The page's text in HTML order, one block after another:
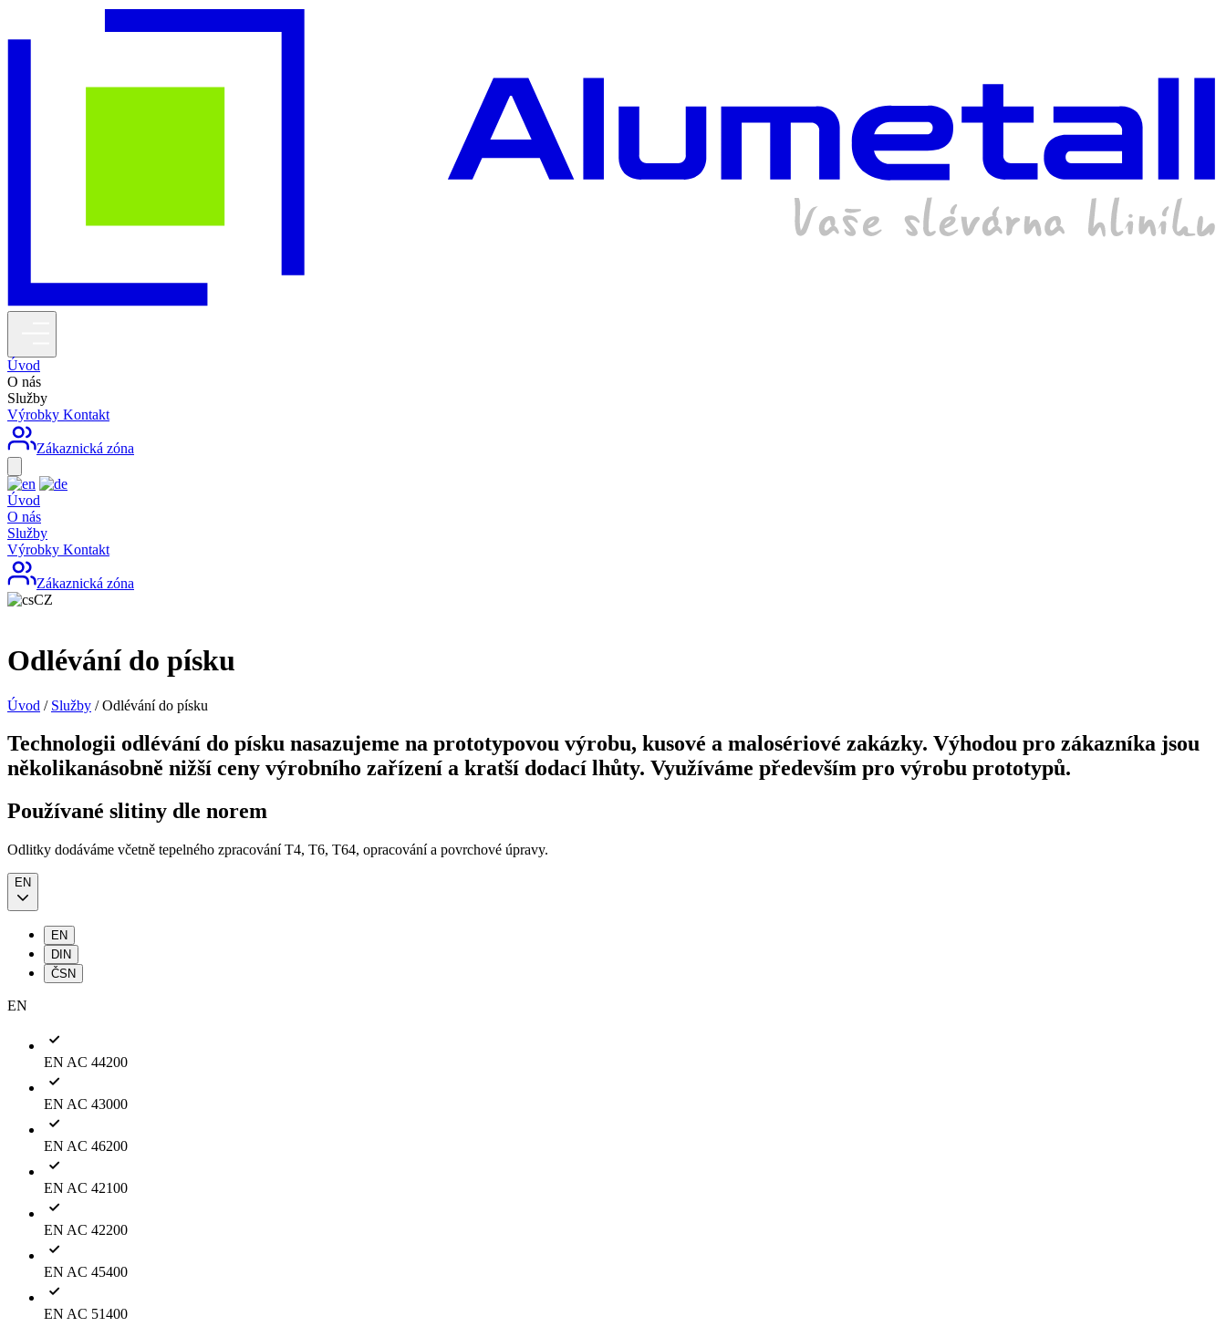
Úvod
O nás
Služby
Výrobky Kontakt
Zákaznická zóna
Úvod
O nás
Služby
Výrobky Kontakt
Zákaznická zóna
CZ
Odlévání do písku
Úvod / Služby /Odlévání do písku
Technologii odlévání do písku nasazujeme na prototypovou výrobu, kusové a malosériové zakázky. Výhodou pro zákazníka jsou
několikanásobně nižší ceny výrobního zařízení a kratší dodací lhůty. Využíváme především pro výrobu prototypů.
Používané slitiny dle norem
Odlitky dodáváme včetně tepelného zpracování T4, T6, T64, opracování a povrchové úpravy.
EN
EN
DIN
ČSN
EN
EN AC 44200
EN AC 43000
EN AC 46200
EN AC 42100
EN AC 42200
EN AC 45400
EN AC 51400